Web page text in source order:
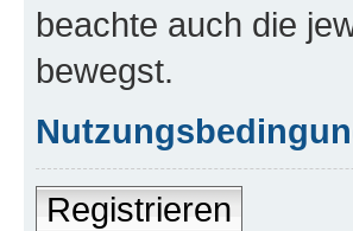
beachte auch die
bewegst.
Registrieren